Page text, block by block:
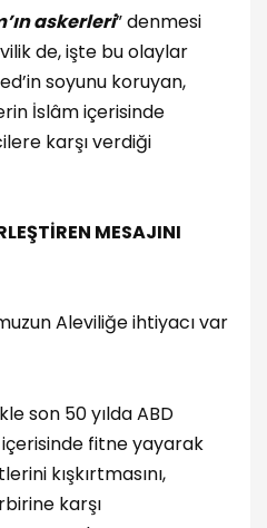
askerleri” denmesi
de, işte bu olaylar
soyunu koruyan,
İslâm içerisinde
karşı verdiği
MESAJINI
Aleviliğe ihtiyacı var
son 50 yılda ABD
fitne yayarak
kışkırtmasını,
karşı